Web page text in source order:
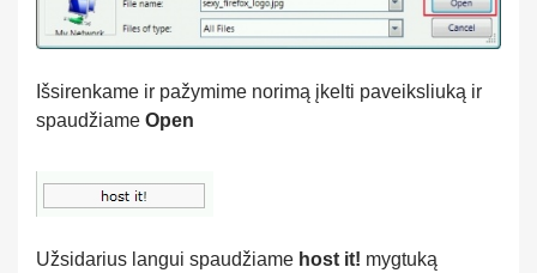
Išsirenkame ir pažymime norimą įkelti paveiksliuką ir
spaudžiame Open
Užsidarius langui spaudžiame host it! mygtuką